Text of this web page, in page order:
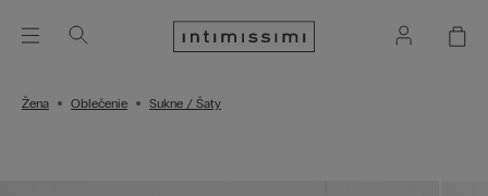
Žena Oblečenie Sukne / Šaty